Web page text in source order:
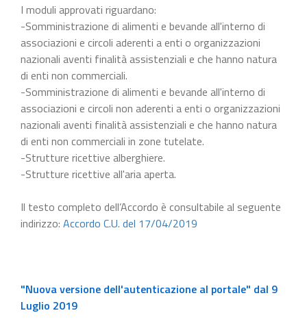
I moduli approvati riguardano:
-Somministrazione di alimenti e bevande all'interno di
associazioni e circoli aderenti a enti o organizzazioni
nazionali aventi finalità assistenziali e che hanno natura
di enti non commerciali.
-Somministrazione di alimenti e bevande all'interno di
associazioni e circoli non aderenti a enti o organizzazioni
nazionali aventi finalità assistenziali e che hanno natura
di enti non commerciali in zone tutelate.
-Strutture ricettive alberghiere.
-Strutture ricettive all'aria aperta.
Il testo completo dell’Accordo è consultabile al seguente
indirizzo: Accordo C.U. del 17/04/2019
"Nuova versione dell'autenticazione al portale" dal 9
Luglio 2019